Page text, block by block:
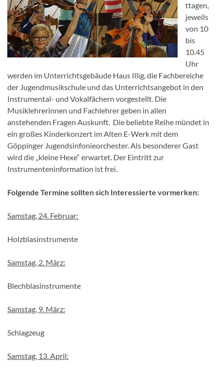
ttagen,
jeweils
von 10
bis
10.45
Uhr
werden im Unterrichtsgebäude Haus Illig, die Fachbereiche
der Jugendmusikschule und das Unterrichtsangebot in den
Instrumental- und Vokalfächern vorgestellt. Die
Musiklehrerinnen und Fachlehrer geben in allen
anstehenden Fragen Auskunft. Die beliebte Reihe mündet in
ein großes Kinderkonzert im Alten E-Werk mit dem
Göppinger Jugendsinfonieorchester. Als besonderer Gast
wird die „kleine Hexe“ erwartet. Der Eintritt zur
Instrumenteninformation ist frei.
Folgende Termine sollten sich Interessierte vormerken:
Samstag, 24. Februar:
Holzblasinstrumente
Samstag, 2. März:
Blechblasinstrumente
Samstag, 9. März:
Schlagzeug
Samstag, 13. April: